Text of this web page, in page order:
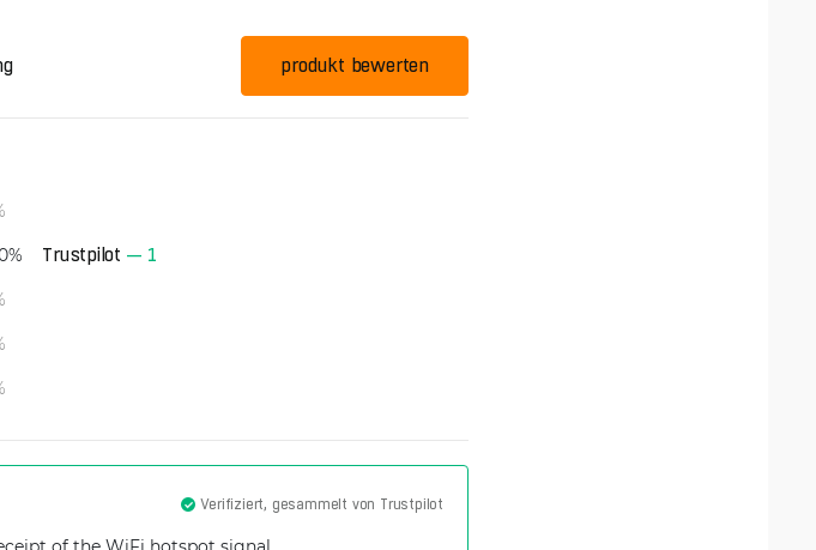
produkt bewerten
% Trustpilot — 1
Verifiziert, gesammelt von Trustpilot